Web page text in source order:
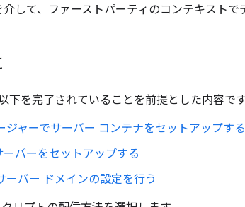
して、ファーストパーティのコンテキストで
下を完了されていることを前提とした内容です
ジャーでサーバー コンテナをセットアップする
バーをセットアップする
ーバー ドメインの設定を行う